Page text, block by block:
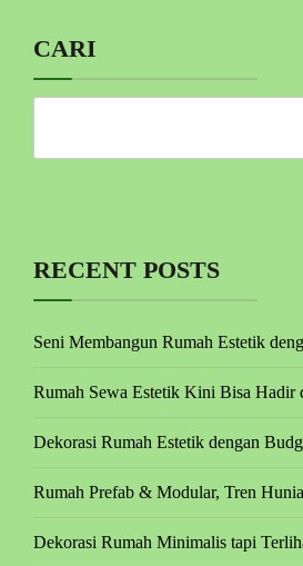
CARI
RECENT POSTS
Seni Membangun Rumah Estetik
Rumah Sewa Estetik Kini Bisa Hadir
Dekorasi Rumah Estetik dengan
Rumah Prefab & Modular, Tren
Dekorasi Rumah Minimalis tapi